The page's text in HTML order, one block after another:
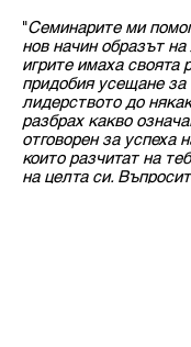
"Семинарите ми
нов начин образът
игрите имаха своята
придобия усещане за
лидерството до
разбрах какво
отговорен за успеха
които разчитат на
на целта си.